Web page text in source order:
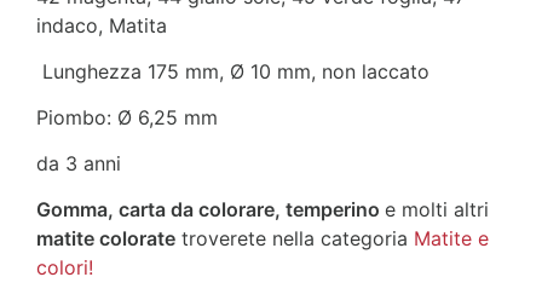
indaco, Matita
Lunghezza 175 mm, Ø 10 mm, non laccato
Piombo: Ø 6,25 mm
da 3 anni
Gomma, carta da colorare, temperino e molti altri
matite colorate troverete nella categoria Matite e
colori!